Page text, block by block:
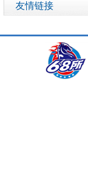
友情链接